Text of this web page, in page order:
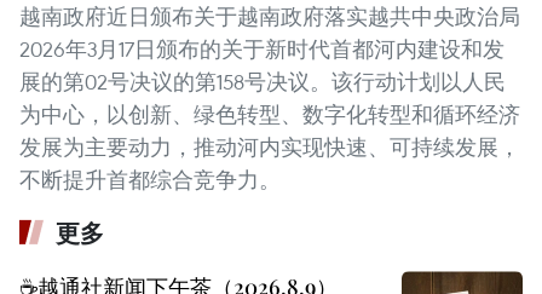
越南政府近日颁布关于越南政府落实越共中央政治局
2026年3月17日颁布的关于新时代首都河内建设和发
展的第02号决议的第158号决议。该行动计划以人民
为中心，以创新、绿色转型、数字化转型和循环经济
发展为主要动力，推动河内实现快速、可持续发展，
不断提升首都综合竞争力。
更多
☕️越通社新闻下午茶（2026.8.9）